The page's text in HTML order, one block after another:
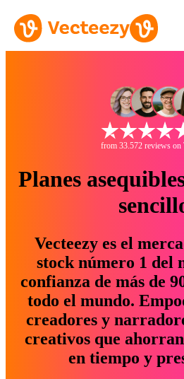
from 33.572 reviews on
Planes
Vecteezy es el
stock número 1 del
confianza de más de
todo el mundo.
creadores y
creativos que
en tiempo y